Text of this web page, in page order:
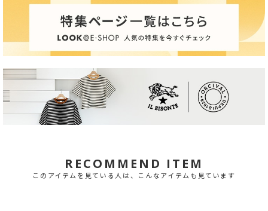
RECOMMEND ITEM
このアイテムを見ている人は、こんなアイテムも見ています